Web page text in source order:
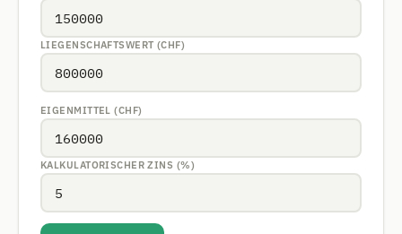
LIEGENSCHAFTSWERT (CHF)
EIGENMITTEL (CHF)
KALKULATORISCHER ZINS (%)